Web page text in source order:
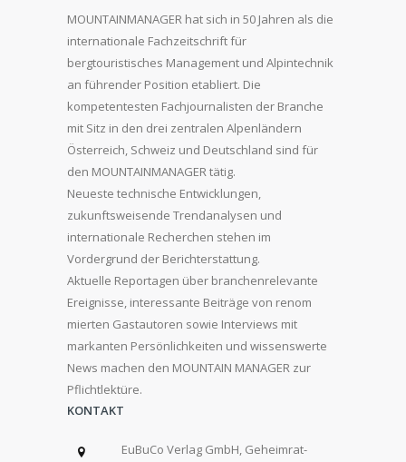
MOUNTAINMANAGER hat sich in 50 Jahren als die
internationale Fachzeitschrift für
bergtouristisches Management und Alpintechnik
an führender Position etabliert. Die
kompetentesten Fachjournalisten der Branche
mit Sitz in den drei zentralen Alpenländern
Österreich, Schweiz und Deutschland sind für
den MOUNTAINMANAGER tätig.
Neueste technische Entwicklungen,
zukunftsweisende Trendanalysen und
internationale Recherchen stehen im
Vordergrund der Berichterstattung.
Aktuelle Reportagen über branchenrelevante
Ereignisse, interessante Beiträge von renom
mierten Gastautoren sowie Interviews mit
markanten Persönlichkeiten und wissenswerte
News machen den MOUNTAIN MANAGER zur
Pflichtlektüre.
KONTAKT
EuBuCo Verlag GmbH, Geheimrat-